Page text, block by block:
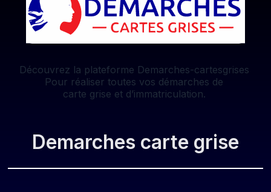
Découvrez la plateforme Demarches-cartesgrises
Pour réaliser toutes vos démarches de
carte grise et d’immatriculation.
Demarches carte grise